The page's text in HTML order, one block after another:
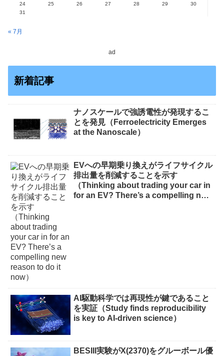
24
25 26 27 28 29
30
31
« 7月
ad
新着記事
ナノスケールで強誘電性が発現するこ
とを発見（Ferroelectricity Emerges
at the Nanoscale）
EVへの早期乗り換えがライフサイクル
排出量を削減することを示す
（Thinking about trading your car in
for an EV? There’s a compelling new
AI駆動科学では再現性が鍵であること
を実証（Study finds reproducibility
is key to AI-driven science）
BESIII実験がX(2370)をグルーボール優